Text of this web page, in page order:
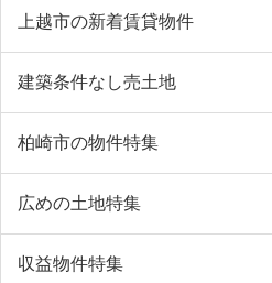
上越市の新着賃貸物件
建築条件なし売土地
柏崎市の物件特集
広めの土地特集
収益物件特集